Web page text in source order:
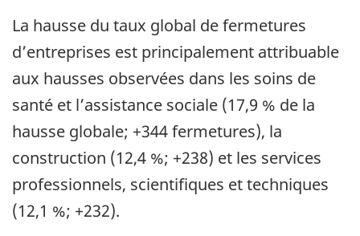
La hausse du taux global de fermetures
d’entreprises est principalement attribuable
aux hausses observées dans les soins de
santé et l’assistance sociale (17,9 % de la
hausse globale; +344 fermetures), la
construction (12,4 %; +238) et les services
professionnels, scientifiques et techniques
(12,1 %; +232).